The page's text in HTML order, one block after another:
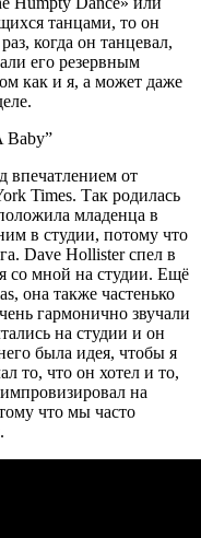
танцами, то он
когда он танцевал,
его резервным
как и я, а может даже
Baby”
впечатлением от
Times. Так родилась
младенца в
в студии, потому что
Dave Hollisterспел в
со мной на студии. Ещё
, она также частенько
гармонично звучали
на студии и он
была идея, чтобы я
то, что он хотел и то,
на
что мы часто